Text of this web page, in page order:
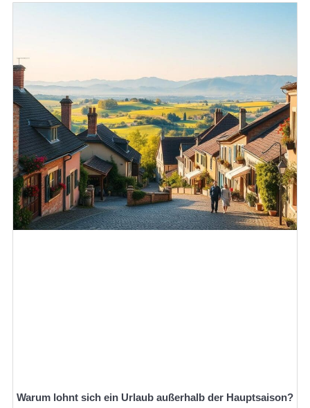
Warum lohnt sich ein Urlaub außerhalb der Hauptsaison?